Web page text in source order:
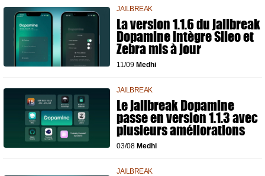
JAILBREAK
La version 1.1.6 du jailbreak
Dopamine intègre Sileo et
Zebra mis à jour
11/09 Medhi
JAILBREAK
Le jailbreak Dopamine
passe en version 1.1.3 avec
plusieurs améliorations
03/08 Medhi
JAILBREAK